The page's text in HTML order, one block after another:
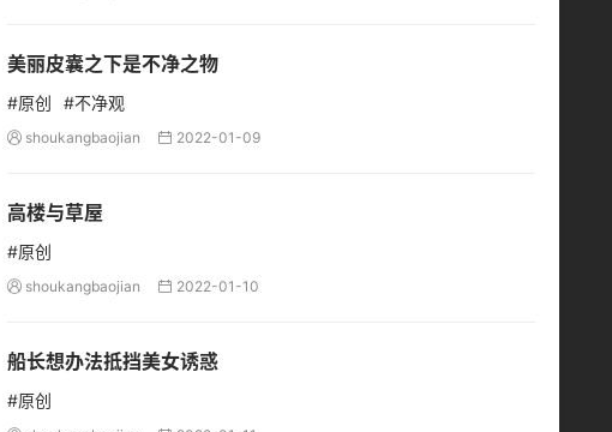
美丽皮囊之下是不净之物
#原创 #不净观
 shoukangbaojian  2022-01-09
高楼与草屋
#原创
 shoukangbaojian  2022-01-10
船长想办法抵挡美女诱惑
#原创